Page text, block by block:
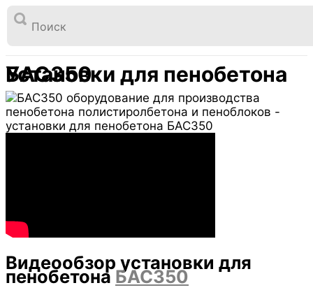
Перейти
Установки для пенобетона БАС350
Видеообзор установки для
пенобетонаБАС350